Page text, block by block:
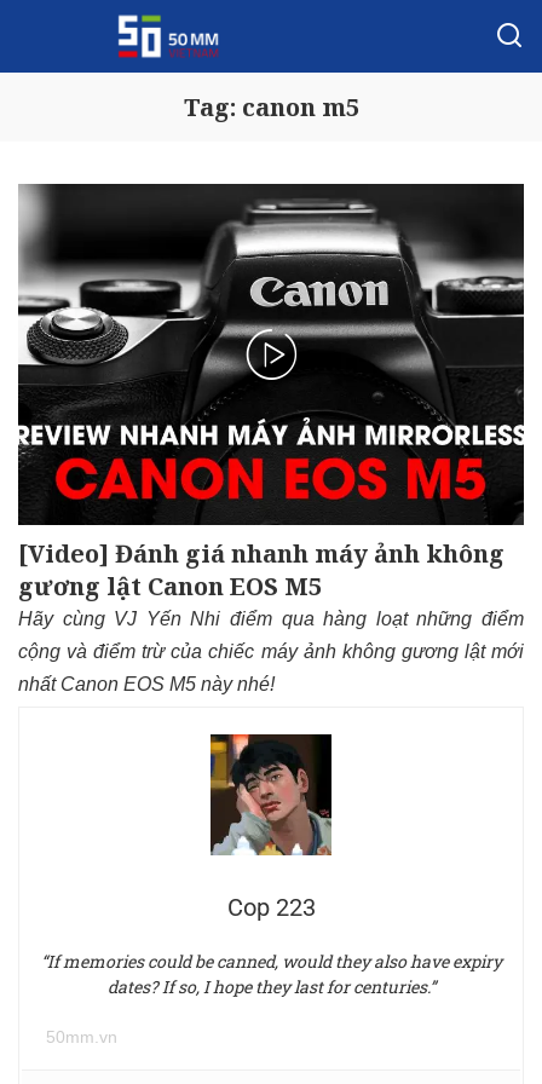
Tag: canon m5
[Video] Đánh giá nhanh máy ảnh không
gương lật Canon EOS M5
Hãy cùng VJ Yến Nhi điểm qua hàng loạt những điểm
cộng và điểm trừ của chiếc máy ảnh không gương lật mới
nhất Canon EOS M5 này nhé!
Cop 223
“If memories could be canned, would they also have expiry
dates? If so, I hope they last for centuries.”
50mm.vn